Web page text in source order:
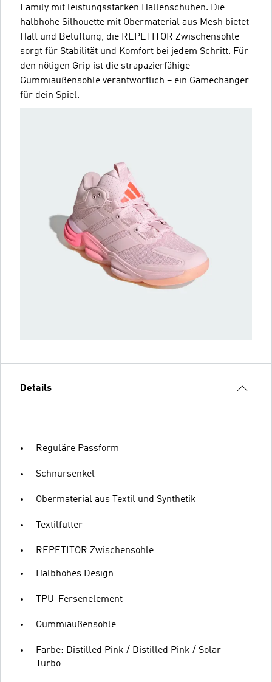
Family mit leistungsstarken Hallenschuhen. Die
halbhohe Silhouette mit Obermaterial aus Mesh bietet
Halt und Belüftung, die REPETITOR Zwischensohle
sorgt für Stabilität und Komfort bei jedem Schritt. Für
den nötigen Grip ist die strapazierfähige
Gummiaußensohle verantwortlich – ein Gamechanger
für dein Spiel.
Details
Reguläre Passform
Schnürsenkel
Obermaterial aus Textil und Synthetik
Textilfutter
REPETITOR Zwischensohle
Halbhohes Design
TPU-Fersenelement
Gummiaußensohle
Farbe: Distilled Pink / Distilled Pink / Solar
Turbo